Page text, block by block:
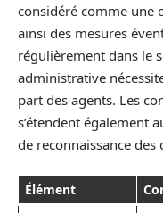
considéré comme une
ainsi des mesures
régulièrement dans le
administrative
part des agents. Les
s’étendent également
de reconnaissance des
Élément